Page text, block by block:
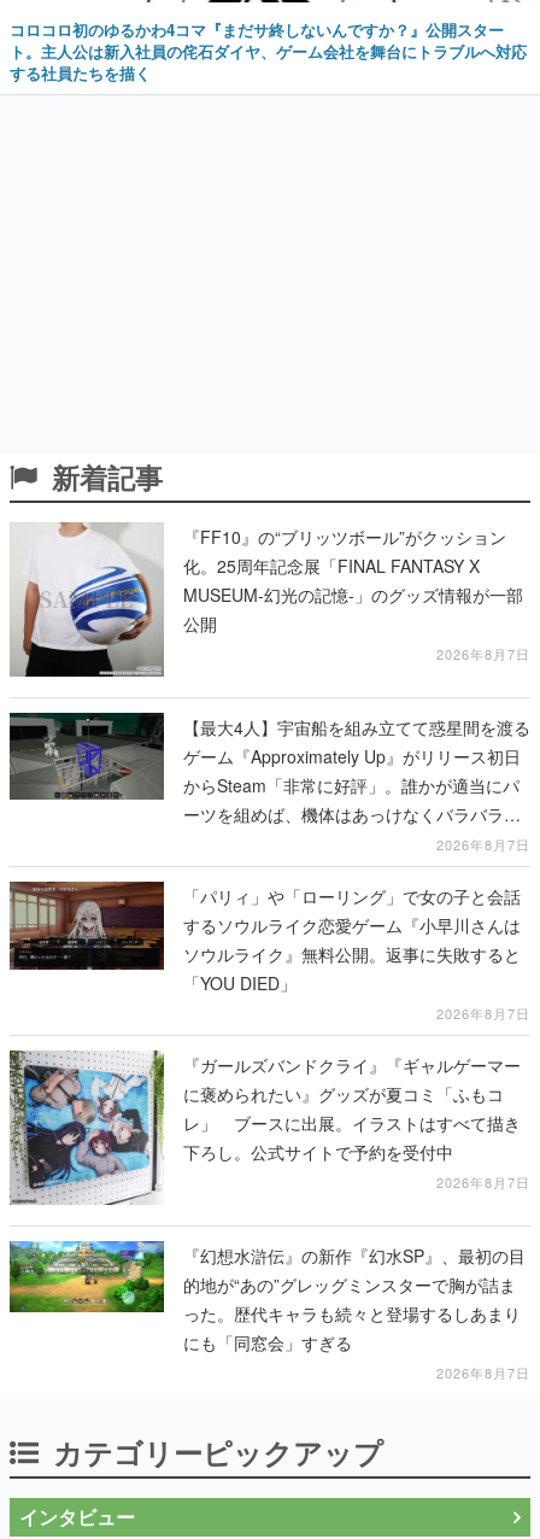
コロコロ初のゆるかわ4コマ『まだサ終しないんですか？』公開スター
ト。主人公は新入社員の侘石ダイヤ、ゲーム会社を舞台にトラブルへ対応
する社員たちを描く
新着記事
『FF10』の“ブリッツボール”がクッション
化。25周年記念展「FINAL FANTASY X
MUSEUM-幻光の記憶-」のグッズ情報が一部
公開
2026年8月7日
【最大4人】宇宙船を組み立てて惑星間を渡る
ゲーム『Approximately Up』がリリース初日
からSteam「非常に好評」。誰かが適当にパ
ーツを組めば、機体はあっけなくバラバラに
2026年8月7日
「パリィ」や「ローリング」で女の子と会話
するソウルライク恋愛ゲーム『小早川さんは
ソウルライク』無料公開。返事に失敗すると
「YOU DIED」
2026年8月7日
『ガールズバンドクライ』『ギャルゲーマー
に褒められたい』グッズが夏コミ「ふもコ
レ」 ブースに出展。イラストはすべて描き
下ろし。公式サイトで予約を受付中
2026年8月7日
『幻想水滸伝』の新作『幻水SP』、最初の目
的地が“あの”グレッグミンスターで胸が詰ま
った。歴代キャラも続々と登場するしあまり
にも「同窓会」すぎる
2026年8月7日
カテゴリーピックアップ
インタビュー